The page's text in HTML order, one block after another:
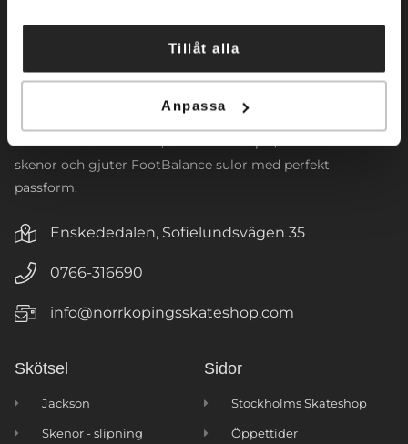
Tillåt alla
Anpassa
inriktar oss främst mot konståkning. Företaget
tillhandahåller konståkningsskridskor och skenor för alla
nivåer. Vi har även ett brett sortiment av
konståkningsklänningar samt tillbehör. Vi designar
butiken i Enskededalen, Stockholm slipar/monterar vi
skenor och gjuter FootBalance sulor med perfekt
passform.
Enskededalen, Sofielundsvägen 35
0766-316690
info@norrkopingsskateshop.com
Skötsel
Jackson
Skenor - slipning
Sidor
Stockholms Skateshop
Öppettider